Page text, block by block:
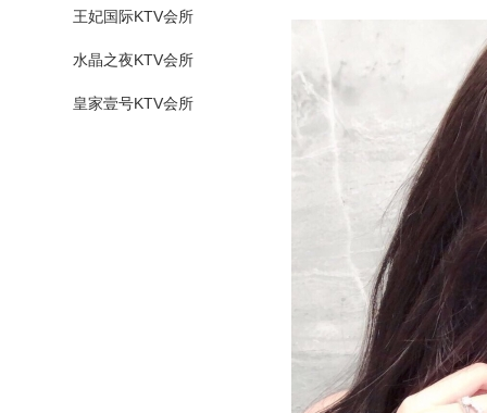
王妃国际KTV会所
水晶之夜KTV会所
皇家壹号KTV会所